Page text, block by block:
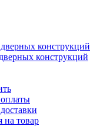
конструкций
конструкций
на товар